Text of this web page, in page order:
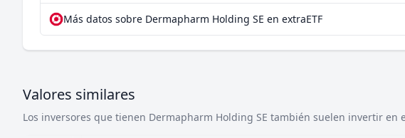
Más datos sobre Dermapharm Holding SE en extraETF
Valores similares
Los inversores que tienen Dermapharm Holding SE también suelen invertir en